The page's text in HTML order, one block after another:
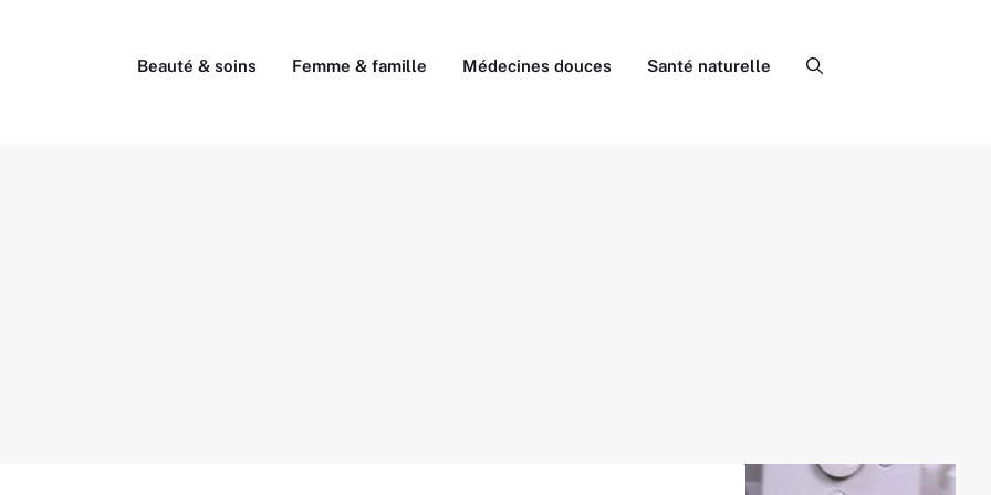
Beauté & soins Femme & famille Médecines douces Santé naturelle